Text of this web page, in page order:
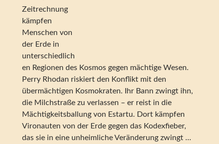
Zeitrechnung
kämpfen
Menschen von
der Erde in
unterschiedlich
en Regionen des Kosmos gegen mächtige Wesen.
Perry Rhodan riskiert den Konflikt mit den
übermächtigen Kosmokraten. Ihr Bann zwingt ihn,
die Milchstraße zu verlassen – er reist in die
Mächtigkeitsballung von Estartu. Dort kämpfen
Vironauten von der Erde gegen das Kodexfieber,
das sie in eine unheimliche Veränderung zwingt …